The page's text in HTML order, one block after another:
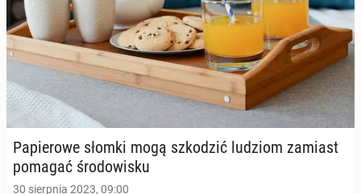
Cara De­le­vi­gne będzie uczyć nas, jak żyć eko­lo­gicz­
nie
Pa­pie­ro­we słomki mogą szko­dzić ludziom zamiast
pomagać śro­do­wi­sku
30 sierpnia 2023, 09:00